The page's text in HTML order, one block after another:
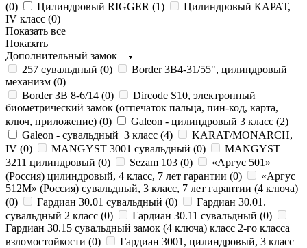
(0) Цилиндровый RIGGER (1)
Цилиндровый КАРАТ,
IV класс (0)
Показать все
Показать
Дополнительный замок
257 сувальдный (0)
Border 3В4-31/55", цилиндровый
механизм (0)
Border ЗВ 8-6/14 (0)
Dircode S10, электронный
биометрический замок (отпечаток пальца, пин-код, карта,
ключ, приложение) (0) Galeon - цилиндровый 3 класс (2)
Galeon - сувальдный 3 класс (4)
KARAT/MONARCH,
IV (0) MANGYST 3001 сувальдный (0)
MANGYST
3211 цилиндровый (0) Sezam 103 (0)
«Аргус 501»
(Россия) цилиндровый, 4 класс, 7 лет гарантии (0)
«Аргус
512М» (Россия) сувальдный, 3 класс, 7 лет гарантии (4 ключа)
(0) Гардиан 30.01 сувальдный (0)
Гардиан 30.01.
сувальдный 2 класс (0) Гардиан 30.11 сувальдный (0)
Гардиан 30.15 сувальдный замок (4 ключа) класс 2-го класса
взломостойкости (0)
Гардиан 3001, цилиндровый, 3 класс